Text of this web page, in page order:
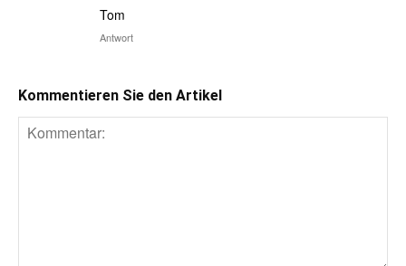
Tom
Antwort
Kommentieren Sie den Artikel